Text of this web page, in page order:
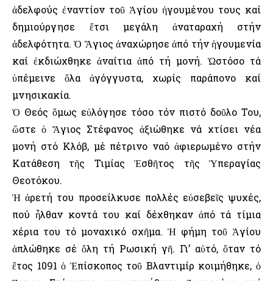
ἀδελφούς ἐναντίον τοῦ Ἁγίου ἡγουμένου τους καί
δημιούργησε ἔτσι μεγάλη ἀναταραχή στήν
ἀδελφότητα. Ὁ Ἅγιος ἀναχώρησε ἀπό τήν ἡγουμενία
καί ἐκδιώχθηκε ἀναίτια ἀπό τή μονή. Ὡστόσο τά
ὑπέμεινε ὅλα ἀγόγγυστα, χωρίς παράπονο καί
μνησικακία.
Ὁ Θεός ὅμως εὐλόγησε τόσο τόν πιστό δοῦλο Του,
ὥστε ὁ Ἅγιος Στέφανος ἀξιώθηκε νά χτίσει νέα
μονή στό Κλόβ, μέ πέτρινο ναό ἀφιερωμένο στήν
Κατάθεση τῆς Τιμίας Ἐσθῆτος τῆς Ὑπεραγίας
Θεοτόκου.
Ἡ ἀρετή του προσείλκυσε πολλές εὐσεβεῖς ψυχές,
πού ἦλθαν κοντά του καί δέχθηκαν ἀπό τά τίμια
χέρια του τό μοναχικό σχῆμα. Ἡ φήμη τοῦ Ἁγίου
ἁπλώθηκε σέ ὅλη τή Ρωσική γῆ. Γι’ αὐτό, ὅταν τό
ἔτος 1091 ὁ Ἐπίσκοπος τοῦ Βλαντιμίρ κοιμήθηκε, ὁ